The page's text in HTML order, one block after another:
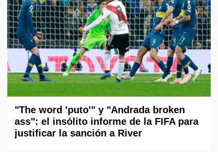
"The word 'puto'" y "Andrada broken
ass": el insólito informe de la FIFA para
justificar la sanción a River